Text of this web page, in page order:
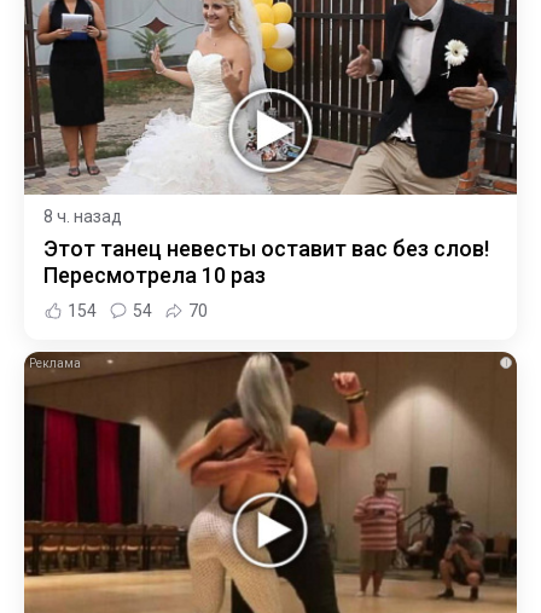
8 ч. назад
Этот танец невесты оставит вас без слов!
Пересмотрела 10 раз
154 54 70
i